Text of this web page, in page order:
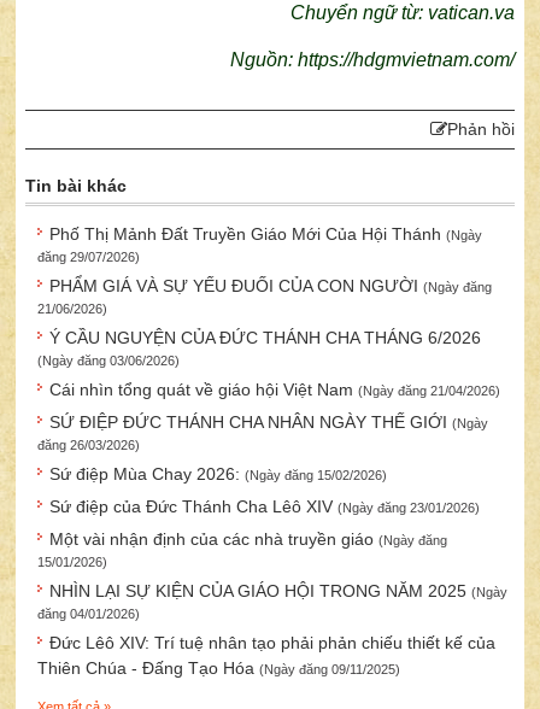
Chuyển ngữ từ: vatican.va
Nguồn: https://hdgmvietnam.com/
Phản hồi
Tin bài khác
Phố Thị Mảnh Đất Truyền Giáo Mới Của Hội Thánh(Ngày
đăng 29/07/2026)
PHẨM GIÁ VÀ SỰ YẾU ĐUỐI CỦA CON NGƯỜI(Ngày đăng
21/06/2026)
Ý CẦU NGUYỆN CỦA ĐỨC THÁNH CHA THÁNG 6/2026
(Ngày đăng 03/06/2026)
Cái nhìn tổng quát về giáo hội Việt Nam(Ngày đăng 21/04/2026)
SỨ ĐIỆP ĐỨC THÁNH CHA NHÂN NGÀY THẾ GIỚI(Ngày
đăng 26/03/2026)
Sứ điệp Mùa Chay 2026:(Ngày đăng 15/02/2026)
Sứ điệp của Đức Thánh Cha Lêô XIV(Ngày đăng 23/01/2026)
Một vài nhận định của các nhà truyền giáo(Ngày đăng
15/01/2026)
NHÌN LẠI SỰ KIỆN CỦA GIÁO HỘI TRONG NĂM 2025(Ngày
đăng 04/01/2026)
Đức Lêô XIV: Trí tuệ nhân tạo phải phản chiếu thiết kế của
Thiên Chúa - Đấng Tạo Hóa(Ngày đăng 09/11/2025)